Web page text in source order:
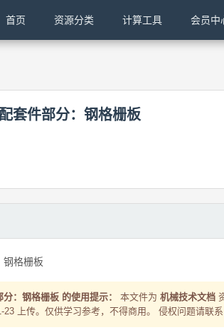
首页 资源分类 计算工具 会员中
套件部分：钢格栅板
钢格栅板
：钢格栅板 的使用提示： 本文件为 机械技术文档
23 上传。仅供学习参考，不得商用。 侵权问题请联系